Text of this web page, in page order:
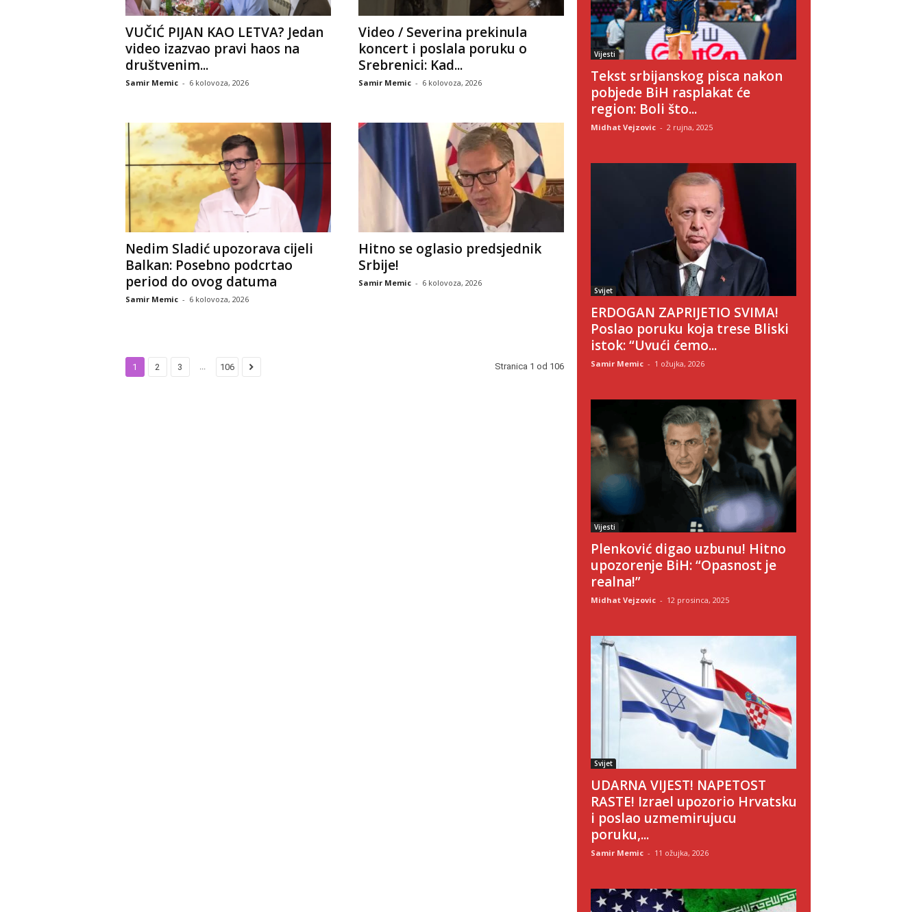
VUČIĆ PIJAN KAO LETVA? Jedan
video izazvao pravi haos na
društvenim...
Samir Memic - 6 kolovoza, 2026
Video / Severina prekinula
koncert i poslala poruku o
Srebrenici: Kad...
Samir Memic - 6 kolovoza, 2026
Nedim Sladić upozorava cijeli
Balkan: Posebno podcrtao
period do ovog datuma
Samir Memic - 6 kolovoza, 2026
Hitno se oglasio predsjednik
Srbije!
Samir Memic - 6 kolovoza, 2026
1 2 3 ... 106 Stranica 1 od 106
Vijesti
Tekst srbijanskog pisca nakon
pobjede BiH rasplakat će
region: Boli što...
Midhat Vejzovic - 2 rujna, 2025
Svijet
ERDOGAN ZAPRIJETIO SVIMA!
Poslao poruku koja trese Bliski
istok: “Uvući ćemo...
Samir Memic - 1 ožujka, 2026
Vijesti
Plenković digao uzbunu! Hitno
upozorenje BiH: “Opasnost je
realna!”
Midhat Vejzovic - 12 prosinca, 2025
Svijet
UDARNA VIJEST! NAPETOST
RASTE! Izrael upozorio Hrvatsku
i poslao uzmemirujucu
poruku,...
Samir Memic - 11 ožujka, 2026